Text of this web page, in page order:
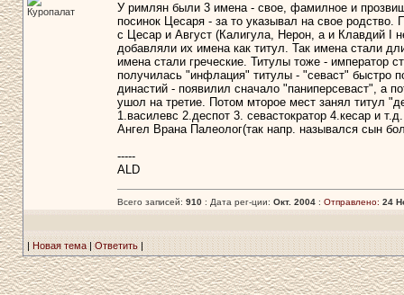
Куропалат
У римлян были 3 имена - свое, фамилное и
посинок Цесаря - за то указывал на свое
с Цесар и Август (Калигула, Нерон, а и Клавдий
добавляли их имена как титул. Так имена стали
имена стали греческие. Титулы тоже - император
получилась "инфлация" титулы - "севаст" быстро
династий - появилил сначало "паниперсеваст", а
ушол на третие. Потом мторое мест занял титул
1.василевс 2.деспот 3. севастократор 4.кесар и
Ангел Врана Палеолог(так напр. назывался сын
-----
ALD
Всего записей: 910: Дата рег-ции: Окт. 2004: Отправлено: 24
| Новая тема|Ответить|